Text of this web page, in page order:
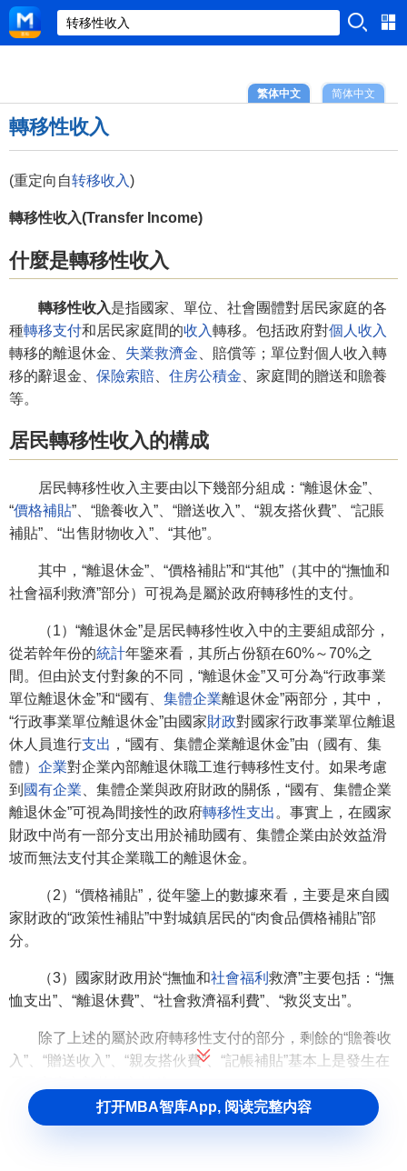
简体中文
繁体中文
轉移性收入
(重定向自转移收入)
轉移性收入(Transfer Income)
什麼是轉移性收入
轉移性收入是指國家、單位、社會團體對居民家庭的各
種轉移支付和居民家庭間的收入轉移。包括政府對個人收入
轉移的離退休金、 失業救濟金 、賠償等；單位對個人收入轉
移的辭退金、 保險索賠 住房公積金 、家庭間的贈送和贍養
等。
居民轉移性收入的構成
居民轉移性收入主要由以下幾部分組成：“離退休金”、
“價格補貼”、“贍養收入”、“贈送收入”、“親友搭伙費”、“記賬
補貼”、“出售財物收入”、“其他”。
其中，“離退休金”、“價格補貼”和“其他”（其中的“撫恤和
社會福利救濟”部分）可視為是屬於政府轉移性的支付。
（1）“離退休金”是居民轉移性收入中的主要組成部分，
從若幹年份的統計年鑒來看，其所占份額在60%～70%之
間。但由於支付對象的不同，“離退休金”又可分為“行政事業
單位離退休金”和“國有、 集體企業離退休金”兩部分，其中，
“行政事業單位離退休金”由國家財政對國家行政事業單位離退
休人員進行支出 ，“國有、集體企業離退休金”由（國有、集
體） 企業對企業內部離退休職工進行轉移性支付。如果考慮
到 國有企業 、集體企業與政府財政的關係，“國有、集體企業
離退休金”可視為間接性的政府轉移性支出 。事實上，在國家
財政中尚有一部分支出用於補助國有、集體企業由於效益滑
坡而無法支付其企業職工的離退休金。
（2）“價格補貼”，從年鑒上的數據來看，主要是來自國
家財政的“政策性補貼”中對城鎮居民的“肉食品價格補貼”部
分。
（3）國家財政用於“撫恤和社會福利 救濟”主要包括：“撫
恤支出”、“離退休費”、“社會救濟福利費”、“救災支出”。
除了上述的屬於政府轉移性支付的部分，剩餘的“贍養收
入”、“贈送收入”、“親友搭伙費”、“記帳補貼”基本上是發生在
轉移性收入對居民收入不平等的影響[1]
打开MBA智库App, 阅读完整内容